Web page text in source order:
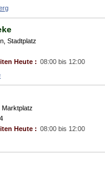
Stadtplatz
Heute : 08:00 bis 12:00
Marktplatz
Heute : 08:00 bis 12:00